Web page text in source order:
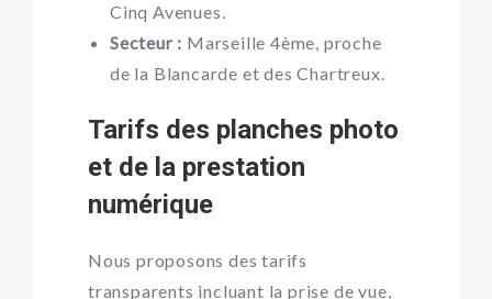
Cinq Avenues.
Secteur : Marseille 4ème, proche
de la Blancarde et des Chartreux.
Tarifs des planches photo
et de la prestation
numérique
Nous proposons des tarifs
transparents incluant la prise de vue,